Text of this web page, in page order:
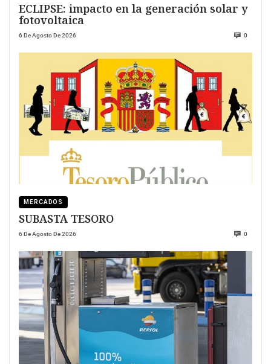
ECLIPSE: impacto en la generación solar y
fotovoltaica
6 De Agosto De 2026 0
MERCADOS
SUBASTA TESORO
6 De Agosto De 2026 0